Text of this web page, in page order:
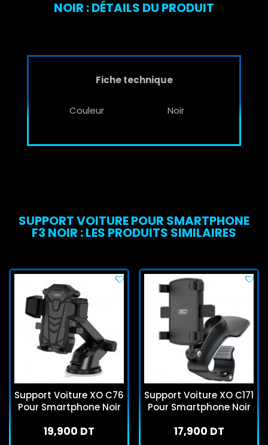
NOIR : DÉTAILS DU PRODUIT
Fiche technique
Couleur Noir
SUPPORT VOITURE POUR SMARTPHONE
F3 NOIR : LES PRODUITS SIMILAIRES
Support Voiture XO C76
Pour Smartphone Noir
19,900 DT
Support Voiture XO C171
Pour Smartphone Noir
17,900 DT